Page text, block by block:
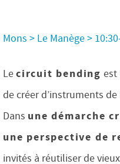
Mons > Le Manège >
Lecircuit bending est
de créer d’instruments
Dans une démarche
une perspective de
invités à réutiliser de